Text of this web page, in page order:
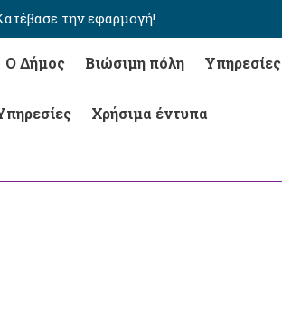
την εφαρμογή!
Ο Δήμος Βιώσιμη πόλη Υπηρεσίες
Χρήσιμα έντυπα